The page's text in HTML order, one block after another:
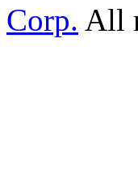
Corp. All